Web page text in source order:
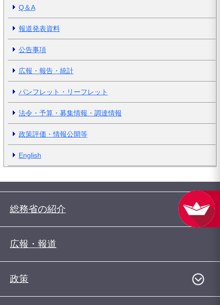
Q＆A
報道発表資料
公告事項
広報・報告・統計
パンフレット・リーフレット
法令・予算・募集情報・調達情報
政策評価・情報公開等
English
総務省の紹介
広報・報道
政策